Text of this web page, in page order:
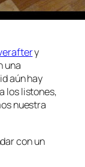
y
una
aún hay
los listones,
nuestra
con un